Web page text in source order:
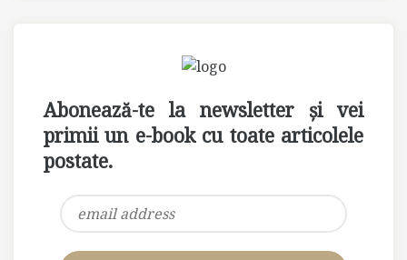
Abonează-te la newsletter și vei
primii un e-book cu toate articolele
postate.